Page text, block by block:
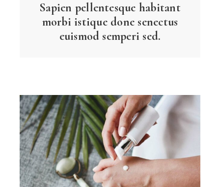
Sapien pellentesque habitant
morbi istique done senectus
euismod semperi sed.